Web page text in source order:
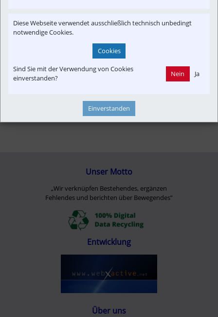
Infrastruktur
Finanzen
Unser Motto
„Wir verknüpfen Bestehendes, ergänzen
Fehlendes und berichten über Bewegendes”
Entwicklung
Über uns
Diese Webseite verwendet ausschließlich technisch unbedingt
notwendige Cookies.
Cookies
Sind Sie mit der Verwendung von Cookies
einverstanden?
Nein Ja
Einverstanden